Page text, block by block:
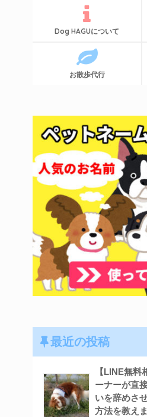
Dog HAGUについて
お散歩代行
最近の投稿
【LINE無
ーナーが直
いを辞めさ
方法を教え